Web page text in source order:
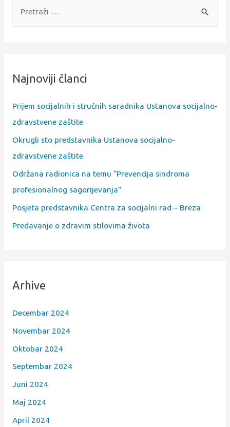
Najnoviji članci
Prijem socijalnih i stručnih saradnika Ustanova socijalno-
zdravstvene zaštite
Okrugli sto predstavnika Ustanova socijalno-
zdravstvene zaštite
Održana radionica na temu “Prevencija sindroma
profesionalnog sagorijevanja”
Posjeta predstavnika Centra za socijalni rad – Breza
Predavanje o zdravim stilovima života
Arhive
Decembar 2024
Novembar 2024
Oktobar 2024
Septembar 2024
Juni 2024
Maj 2024
April 2024